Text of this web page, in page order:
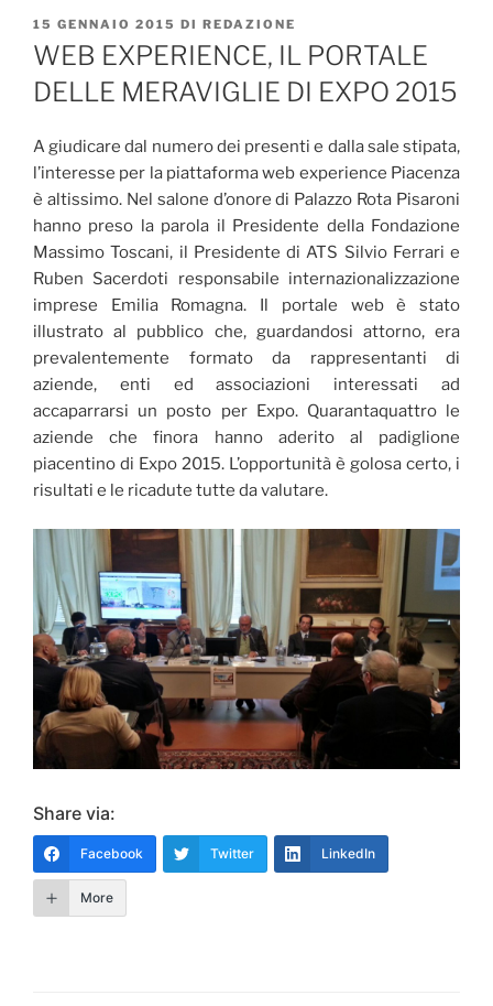
PUBBLICATO
IL
15 GENNAIO 2015 DI REDAZIONE
WEB EXPERIENCE, IL PORTALE
DELLE MERAVIGLIE DI EXPO 2015
A giudicare dal numero dei presenti e dalla sale stipata,
l’interesse per la piattaforma web experience Piacenza
è altissimo. Nel salone d’onore di Palazzo Rota Pisaroni
hanno preso la parola il Presidente della Fondazione
Massimo Toscani, il Presidente di ATS Silvio Ferrari e
Ruben Sacerdoti responsabile internazionalizzazione
imprese Emilia Romagna. Il portale web è stato
illustrato al pubblico che, guardandosi attorno, era
prevalentemente formato da rappresentanti di
aziende, enti ed associazioni interessati ad
accaparrarsi un posto per Expo. Quarantaquattro le
aziende che finora hanno aderito al padiglione
piacentino di Expo 2015. L’opportunità è golosa certo, i
risultati e le ricadute tutte da valutare.
Share via:
Facebook Twitter LinkedIn
More